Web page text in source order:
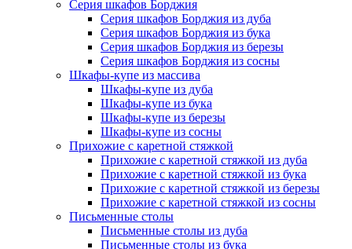
Серия шкафов Борджия
Серия шкафов Борджия из дуба
Серия шкафов Борджия из бука
Серия шкафов Борджия из березы
Серия шкафов Борджия из сосны
Шкафы-купе из массива
Шкафы-купе из дуба
Шкафы-купе из бука
Шкафы-купе из березы
Шкафы-купе из сосны
Прихожие с каретной стяжкой
Прихожие с каретной стяжкой из дуба
Прихожие с каретной стяжкой из бука
Прихожие с каретной стяжкой из березы
Прихожие с каретной стяжкой из сосны
Письменные столы
Письменные столы из дуба
Письменные столы из бука